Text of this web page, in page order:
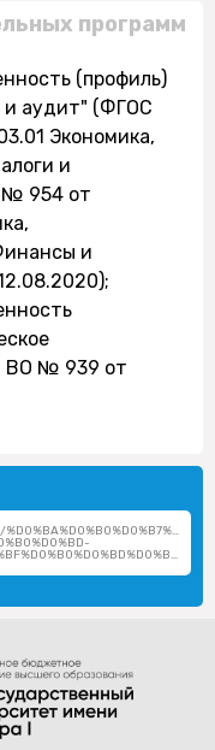
программ
(профиль)
и аудит" (ФГОС
Экономика,
и
№ 954 от
и
ВО № 939 от
%D1%81%D1%82%D0%B5%D0%BF%D0%B0%D0%BD%D0%BE%D0%B2%D0%B8%D1%87/